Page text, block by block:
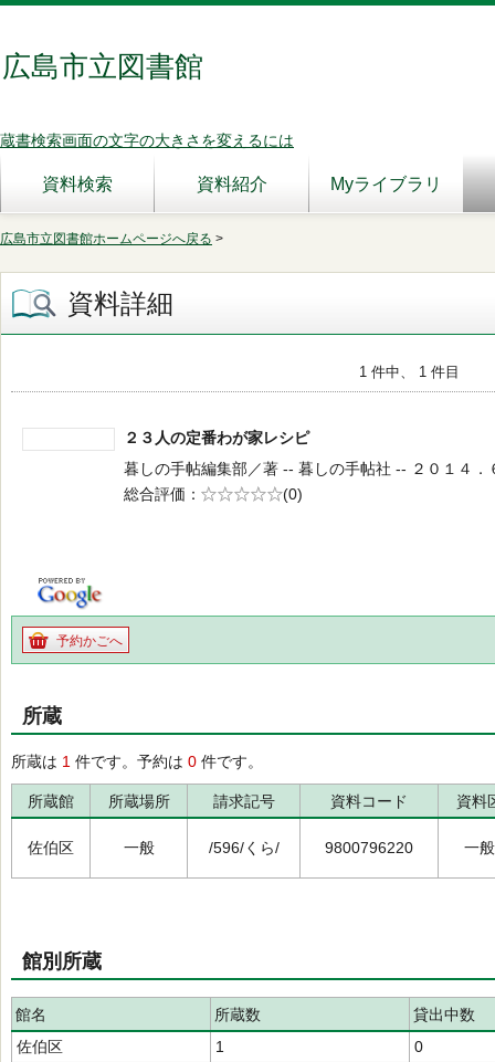
広島市立図書館
蔵書検索画面の文字の大きさを変えるには
資料検索 資料紹介 Myライブラリ
広島市立図書館ホームページへ戻る >
資料詳細
1 件中、 1 件目
２３人の定番わが家レシピ
暮しの手帖編集部／著 -- 暮しの手帖社 -- ２０１４．
総合評価
5段階評価
(0)
予約かごへ
所蔵
所蔵は 1 件です。予約は 0 件です。
所蔵館 所蔵場所 請求記号 資料コード 資料
佐伯区 一般 /596/くら/ 9800796220 一
館別所蔵
館名 所蔵数
貸出中数
佐伯区
1 0